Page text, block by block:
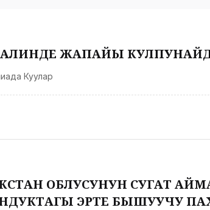
ЖАПАЙЫ
Куулар
ОБЛУСУНУН СУГАТ
ЭРТЕ БЫШУУЧУ